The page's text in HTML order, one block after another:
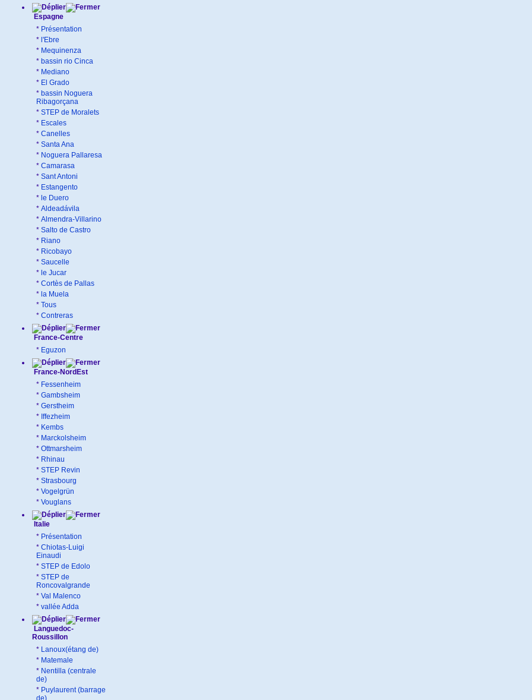
Espagne
* Présentation
* l'Ebre
* Mequinenza
* bassin rio Cinca
* Mediano
* El Grado
* bassin Noguera
Ribagorçana
* STEP de Moralets
* Escales
* Canelles
* Santa Ana
* Noguera Pallaresa
* Camarasa
* Sant Antoni
* Estangento
* le Duero
* Aldeadávila
* Almendra-Villarino
* Salto de Castro
* Riano
* Ricobayo
* Saucelle
* le Jucar
* Cortès de Pallas
* la Muela
* Tous
* Contreras
France-Centre
* Eguzon
France-NordEst
* Fessenheim
* Gambsheim
* Gerstheim
* Iffezheim
* Kembs
* Marckolsheim
* Ottmarsheim
* Rhinau
* STEP Revin
* Strasbourg
* Vogelgrün
* Vouglans
Italie
* Présentation
* Chiotas-Luigi
Einaudi
* STEP de Edolo
* STEP de
Roncovalgrande
* Val Malenco
* vallée Adda
Languedoc-
Roussillon
* Lanoux(étang de)
* Matemale
* Nentilla (centrale
de)
* Puylaurent (barrage
de)